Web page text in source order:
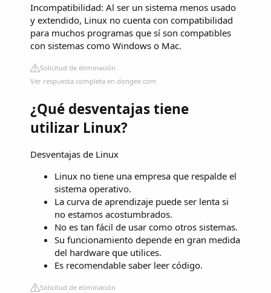
Incompatibilidad: Al ser un sistema menos usado
y extendido, Linux no cuenta con compatibilidad
para muchos programas que sí son compatibles
con sistemas como Windows o Mac.
Solicitud de eliminación
Ver respuesta completa en dongee.com
¿Qué desventajas tiene
utilizar Linux?
Desventajas de Linux
Linux no tiene una empresa que respalde el
sistema operativo.
La curva de aprendizaje puede ser lenta si
no estamos acostumbrados.
No es tan fácil de usar como otros sistemas.
Su funcionamiento depende en gran medida
del hardware que utilices.
Es recomendable saber leer código.
Solicitud de eliminación